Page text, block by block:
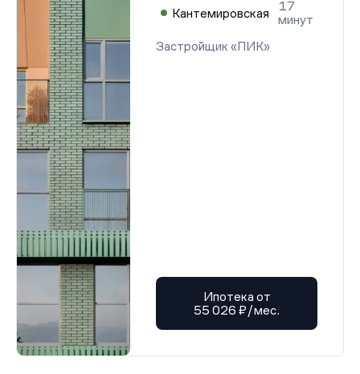
Кантемировская
17
минут
Застройщик «ПИК»
Ипотека от
55 026 ₽/мес.